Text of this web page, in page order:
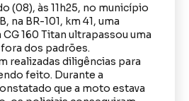
(08), às 11h25, no município
na BR-101, km 41, uma
160 Titan ultrapassou uma
dos padrões.
realizadas diligências para
feito. Durante a
que a moto estava